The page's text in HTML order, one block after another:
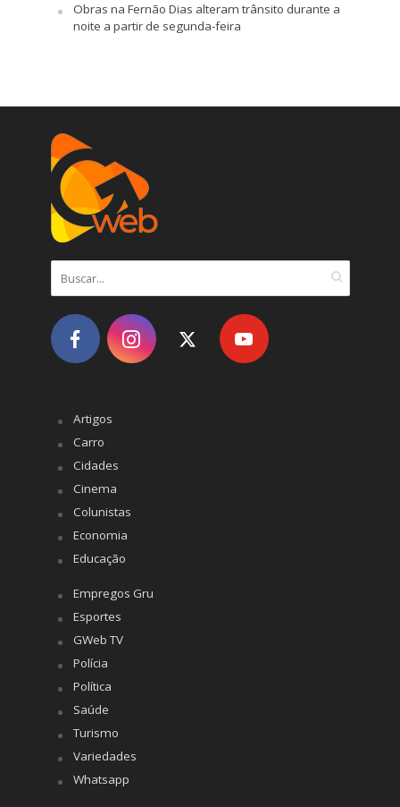
Obras na Fernão Dias alteram trânsito durante a
noite a partir de segunda-feira
Artigos
Carro
Cidades
Cinema
Colunistas
Economia
Educação
Empregos Gru
Esportes
GWeb TV
Polícia
Política
Saúde
Turismo
Variedades
Whatsapp